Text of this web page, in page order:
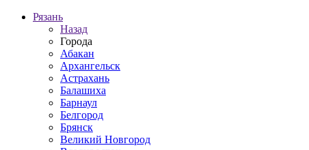
Рязань
Назад
Города
Абакан
Архангельск
Астрахань
Балашиха
Барнаул
Белгород
Брянск
Великий Новгород